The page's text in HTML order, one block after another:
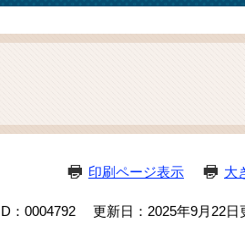
印刷ページ表示 大
：0004792 更新日：2025年9月22日